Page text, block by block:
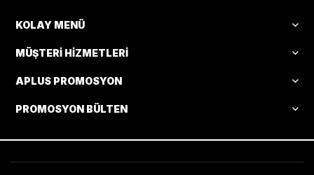
KOLAY MENÜ
MÜŞTERI HIZMETLERI
APLUS PROMOSYON
PROMOSYON BÜLTEN